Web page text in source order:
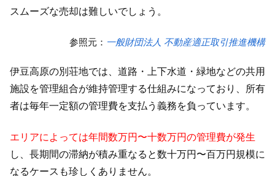
スムーズな売却は難しいでしょう。
参照元： 一般財団法人 不動産適正取引推進機構
伊豆高原の別荘地では、道路・上下水道・緑地などの共用
施設を管理組合が維持管理する仕組みになっており、所有
者は毎年一定額の管理費を支払う義務を負っています。
エリアによっては年間数万円〜十数万円の管理費が発生
し、長期間の滞納が積み重なると数十万円〜百万円規模に
なるケースも珍しくありません。